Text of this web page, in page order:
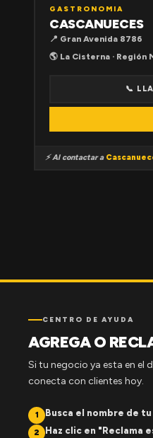
GASTRONOMIA
CASCANUECES
📍 Gran Avenida 8786
🌎 La Cisterna ·
📞
⚡ Al contactar a
CENTRO DE AYUDA
AGREGA O
Si tu negocio ya esta en el
conecta con clientes hoy.
1 Busca el nombre de
2 Haz clic en "Reclama